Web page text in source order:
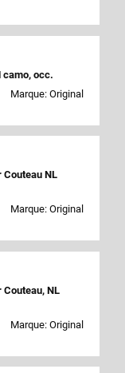
camo, occ.
Marque: Original
Couteau NL
Marque: Original
Couteau, NL
Marque: Original